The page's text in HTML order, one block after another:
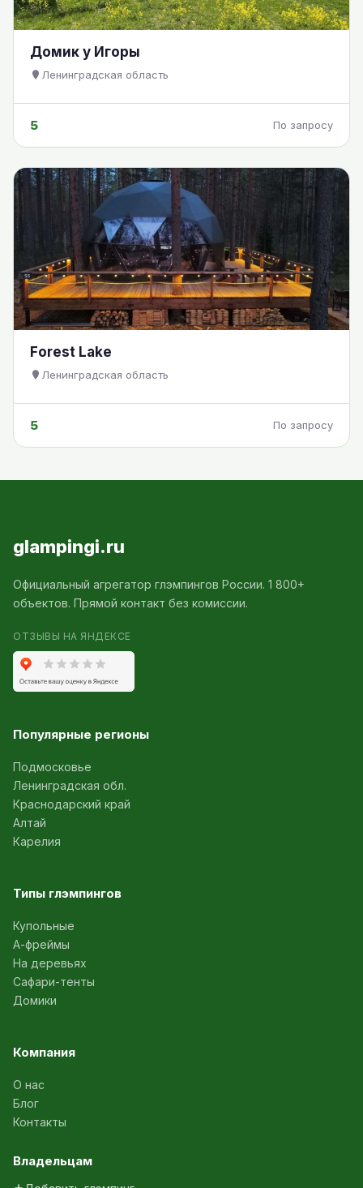
Домик у Игоры
Ленинградская область
5 По запросу
Forest Lake
Ленинградская область
5 По запросу
glampingi.ru
Официальный агрегатор глэмпингов России. 1 800+
объектов. Прямой контакт без комиссии.
ОТЗЫВЫ НА ЯНДЕКСЕ
Популярные регионы
Подмосковье
Ленинградская обл.
Краснодарский край
Алтай
Карелия
Типы глэмпингов
Купольные
А-фреймы
На деревьях
Сафари-тенты
Домики
Компания
О нас
Блог
Контакты
Владельцам